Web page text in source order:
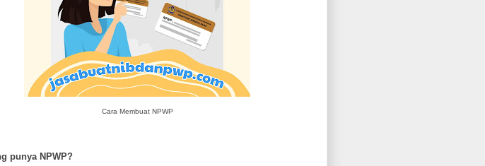
Cara Membuat NPWP
punya NPWP?